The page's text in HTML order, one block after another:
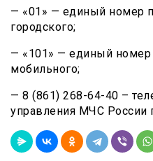
— «01» — единый номер
городского;
— «101» — единый номер
мобильного;
— 8 (861) 268-64-40 –
управления МЧС России